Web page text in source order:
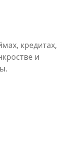
кредитах,
и